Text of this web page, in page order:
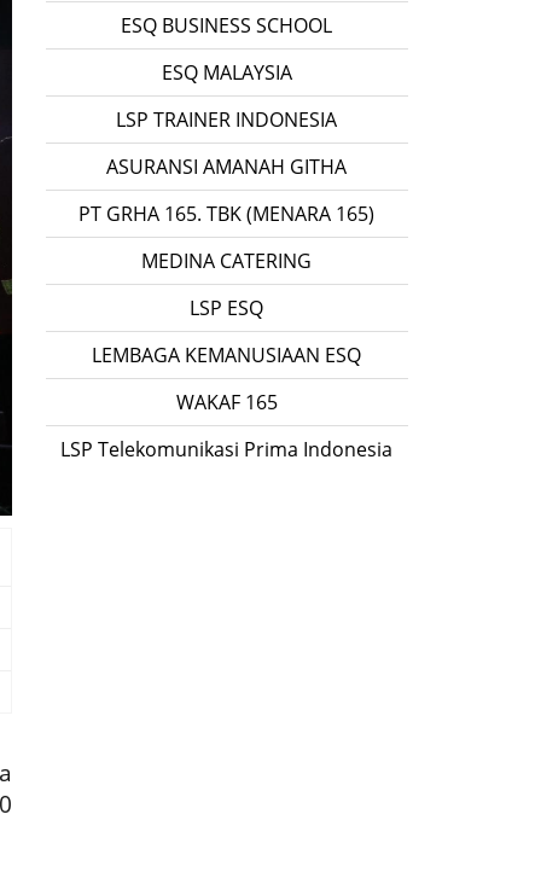
ESQ BUSINESS SCHOOL
ESQ MALAYSIA
LSP TRAINER INDONESIA
ASURANSI AMANAH GITHA
PT GRHA 165. TBK (MENARA 165)
MEDINA CATERING
LSP ESQ
LEMBAGA KEMANUSIAAN ESQ
WAKAF 165
LSP Telekomunikasi Prima Indonesia